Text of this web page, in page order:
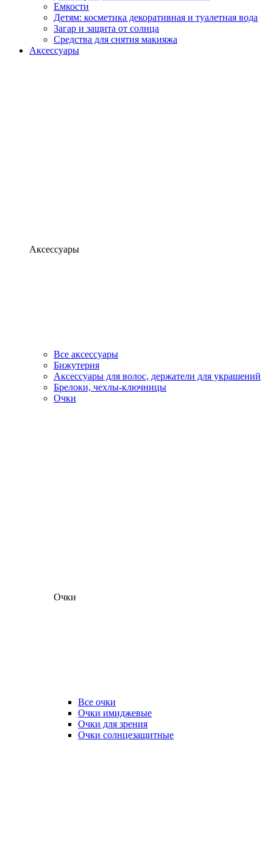
Емкости
Детям: косметика декоративная и туалетная вода
Загар и защита от солнца
Средства для снятия макияжа
Аксессуары
Аксессуары
Все аксессуары
Бижутерия
Аксессуары для волос, держатели для украшений
Брелоки, чехлы-ключницы
Очки
Очки
Все очки
Очки имиджевые
Очки для зрения
Очки солнцезащитные